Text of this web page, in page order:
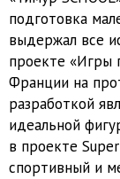
подготовка
выдержал все
проекте «Игры
Франции на
разработкой
идеальной
в проекте
спортивный и